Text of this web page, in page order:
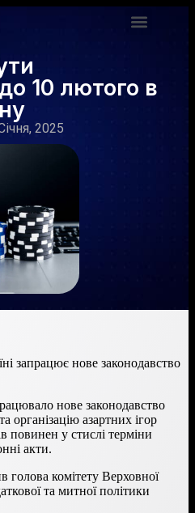
10 лютого в
2025
запрацює нове законодавство
нове законодавство
організацію азартних ігор
повинен у стислі терміни
акти.
голова комітету Верховної
та митної політики